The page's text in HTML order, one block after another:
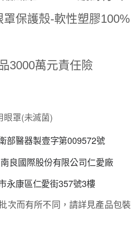
罩保護殼-軟性塑膠100%
3000萬元責任險
眼罩(未滅菌)
部醫器製壹字第009572號
南良國際股份有限公司仁愛廠
永康區仁愛街357號3樓
次而有所不同，請詳見產品包裝